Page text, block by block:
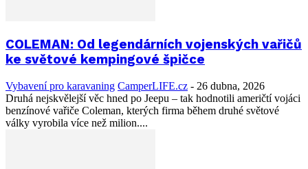
COLEMAN: Od legendárních vojenských vařičů
ke světové kempingové špičce
Vybavení pro karavaning CamperLIFE.cz - 26 dubna, 2026
Druhá nejskvělejší věc hned po Jeepu – tak hodnotili američtí vojáci
benzínové vařiče Coleman, kterých firma během druhé světové
války vyrobila více než milion....